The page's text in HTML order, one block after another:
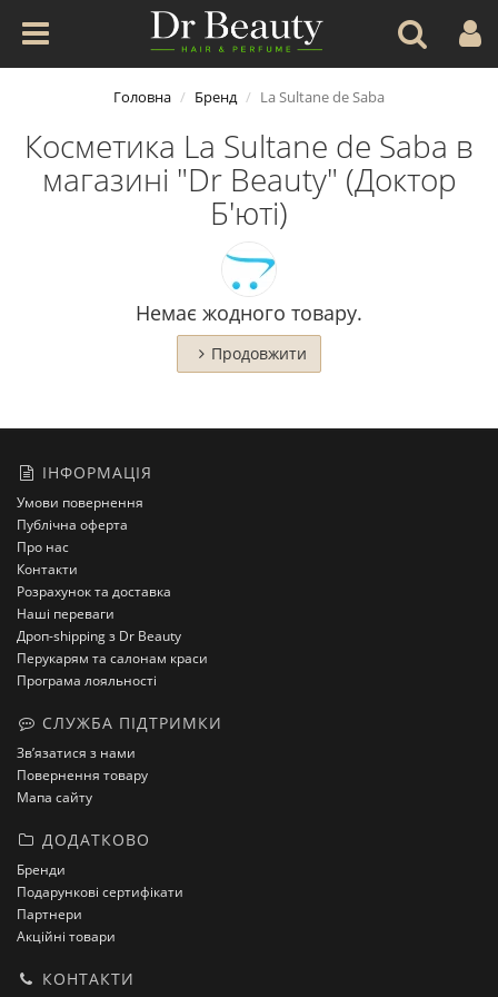
Головна Бренд La Sultane de Saba
Косметика La Sultane de Saba в
магазині "Dr Beauty" (Доктор
Б'юті)
Немає жодного товару.
Продовжити
ІНФОРМАЦІЯ
Умови повернення
Публічна оферта
Про нас
Контакти
Розрахунок та доставка
Наші переваги
Дроп-shipping з Dr Beauty
Перукарям та салонам краси
Програма лояльності
СЛУЖБА ПІДТРИМКИ
Зв’язатися з нами
Повернення товару
Мапа сайту
ДОДАТКОВО
Бренди
Подарункові сертифікати
Партнери
Акційні товари
КОНТАКТИ